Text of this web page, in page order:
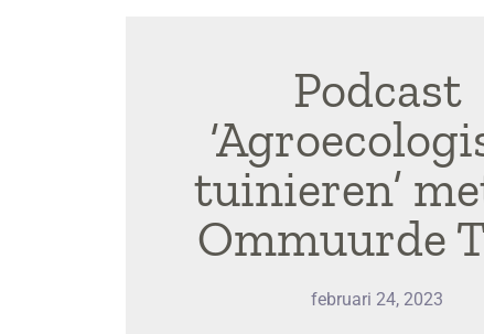
Podcast
tuinieren’
Ommuurde
februari 24, 2023